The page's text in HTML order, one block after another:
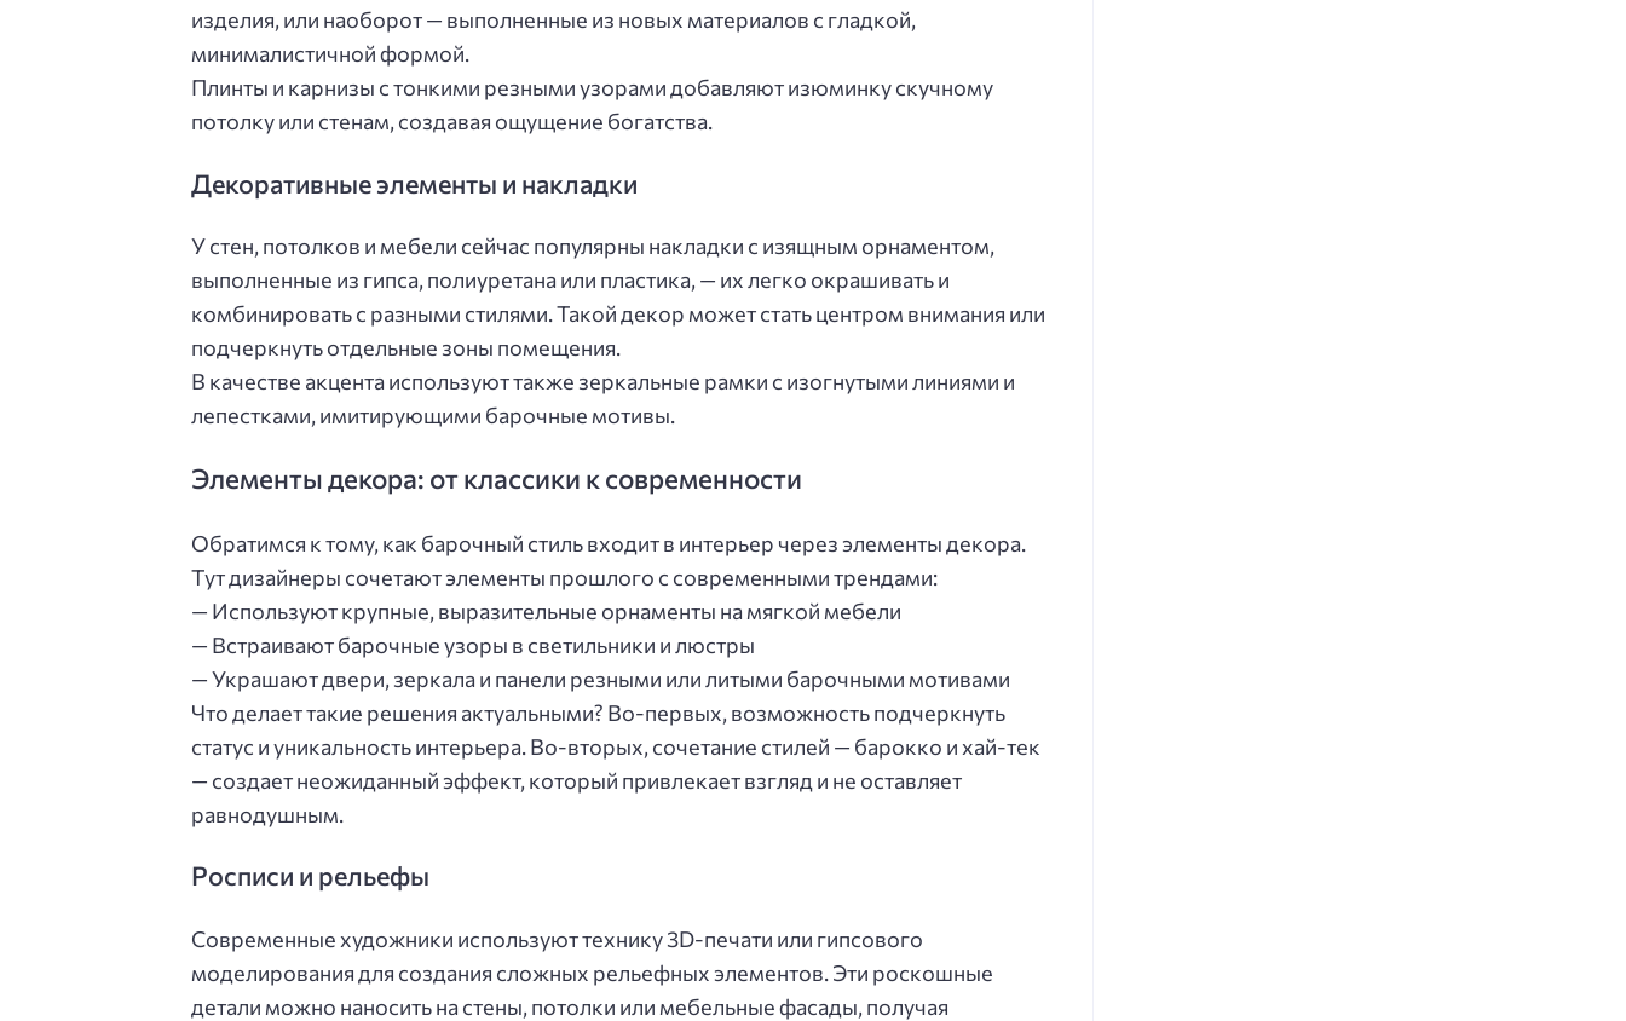
изделия, или наоборот — выполненные из новых материалов с гладкой,
минималистичной формой.
Плинты и карнизы с тонкими резными узорами добавляют изюминку скучному
потолку или стенам, создавая ощущение богатства.
Декоративные элементы и накладки
У стен, потолков и мебели сейчас популярны накладки с изящным орнаментом,
выполненные из гипса, полиуретана или пластика, — их легко окрашивать и
комбинировать с разными стилями. Такой декор может стать центром внимания или
подчеркнуть отдельные зоны помещения.
В качестве акцента используют также зеркальные рамки с изогнутыми линиями и
лепестками, имитирующими барочные мотивы.
Элементы декора: от классики к современности
Обратимся к тому, как барочный стиль входит в интерьер через элементы декора.
Тут дизайнеры сочетают элементы прошлого с современными трендами:
— Используют крупные, выразительные орнаменты на мягкой мебели
— Встраивают барочные узоры в светильники и люстры
— Украшают двери, зеркала и панели резными или литыми барочными мотивами
Что делает такие решения актуальными? Во-первых, возможность подчеркнуть
статус и уникальность интерьера. Во-вторых, сочетание стилей — барокко и хай-тек
— создает неожиданный эффект, который привлекает взгляд и не оставляет
равнодушным.
Росписи и рельефы
Современные художники используют технику 3D-печати или гипсового
моделирования для создания сложных рельефных элементов. Эти роскошные
детали можно наносить на стены, потолки или мебельные фасады, получая